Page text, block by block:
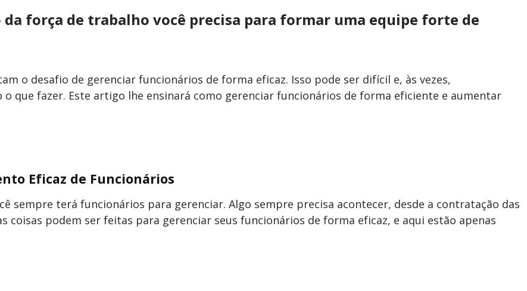
força de trabalho você precisa para formar uma equipe forte de
o desafio de gerenciar funcionários de forma eficaz. Isso pode ser difícil e, às vezes,
que fazer. Este artigo lhe ensinará como gerenciar funcionários de forma eficiente e aumentar
Eficaz de Funcionários
sempre terá funcionários para gerenciar. Algo sempre precisa acontecer, desde a contratação das
coisas podem ser feitas para gerenciar seus funcionários de forma eficaz, e aqui estão apenas